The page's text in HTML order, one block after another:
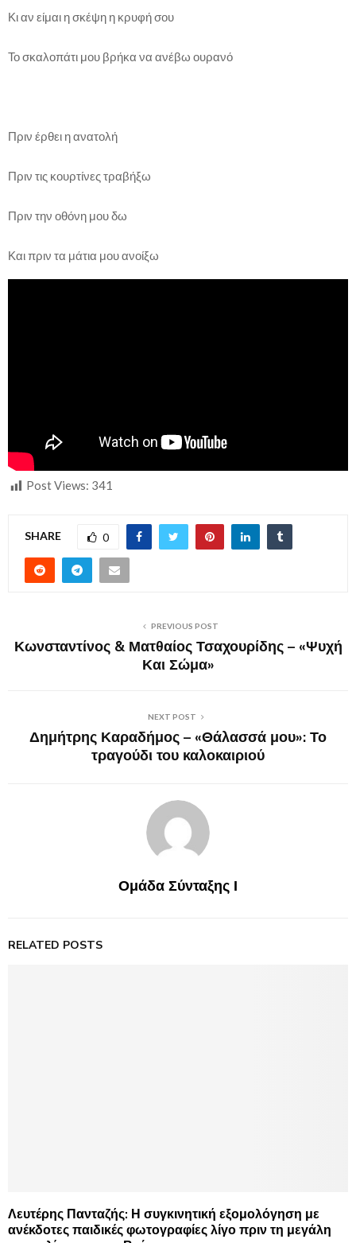
Κι αν είμαι η σκέψη η κρυφή σου
Το σκαλοπάτι μου βρήκα να ανέβω ουρανό
Πριν έρθει η ανατολή
Πριν τις κουρτίνες τραβήξω
Πριν την οθόνη μου δω
Και πριν τα μάτια μου ανοίξω
Post Views: 341
SHARE 0
PREVIOUS POST
Κωνσταντίνος & Ματθαίος Τσαχουρίδης – «Ψυχή
Και Σώμα»
NEXT POST
Δημήτρης Καραδήμος – «Θάλασσά μου»: Το
τραγούδι του καλοκαιριού
Ομάδα Σύνταξης Ι
RELATED POSTS
Λευτέρης Πανταζής: Η συγκινητική εξομολόγηση με
ανέκδοτες παιδικές φωτογραφίες λίγο πριν τη μεγάλη